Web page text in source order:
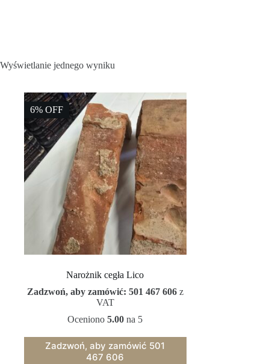
Wyświetlanie jednego wyniku
6% OFF
Narożnik cegła Lico
Zadzwoń, aby zamówić: 501 467 606z
VAT
Oceniono5.00 na 5
Zadzwoń, aby zamówić 501
467 606